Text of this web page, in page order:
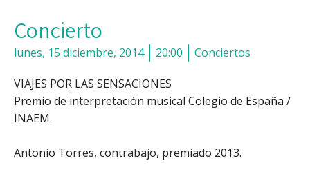
Concierto
lunes, 15 diciembre, 2014 20:00 Conciertos
VIAJES POR LAS SENSACIONES
Premio de interpretación musical Colegio de España /
INAEM.
Antonio Torres, contrabajo, premiado 2013.